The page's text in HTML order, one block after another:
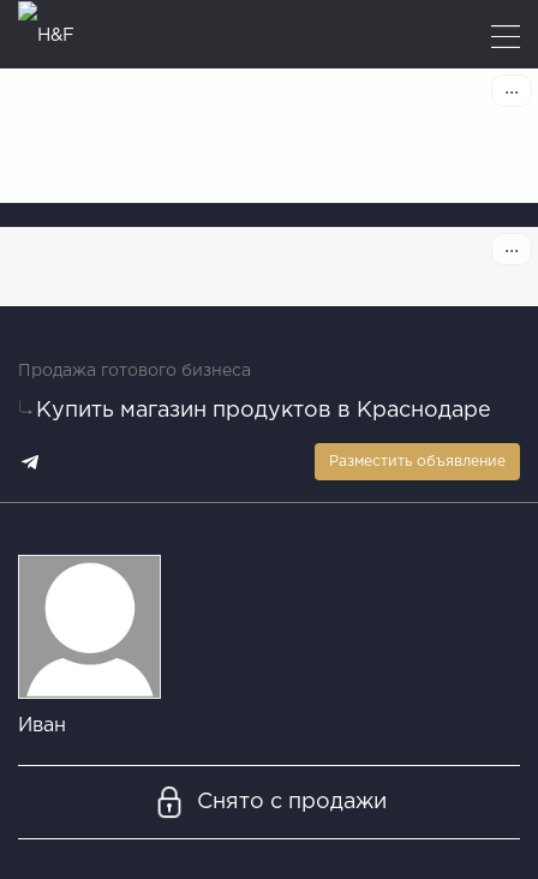
Продажа готового бизнеса
Купить магазин продуктов в Краснодаре
Разместить объявление
Иван
Снято с продажи